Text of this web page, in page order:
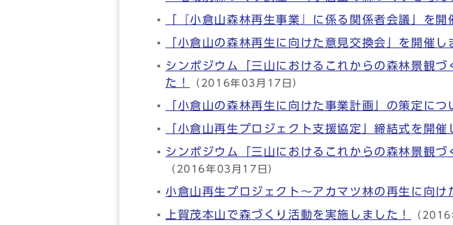
「『小倉山森林再生事業』に係る関係者会議」を開
「小倉山の森林再生に向けた意見交換会」を開催し
シンポジウム「三山におけるこれからの森林景観
た！
（2016年03月17日）
「小倉山の森林再生に向けた事業計画」の策定につ
「小倉山再生プロジェクト支援協定」締結式を開催
シンポジウム「三山におけるこれからの森林景観
（2016年03月17日）
小倉山再生プロジェクト～アカマツ林の再生に向け
上賀茂本山で森づくり活動を実施しました！ （